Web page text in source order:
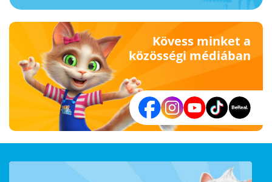
Kövess minket a
közösségi médiában